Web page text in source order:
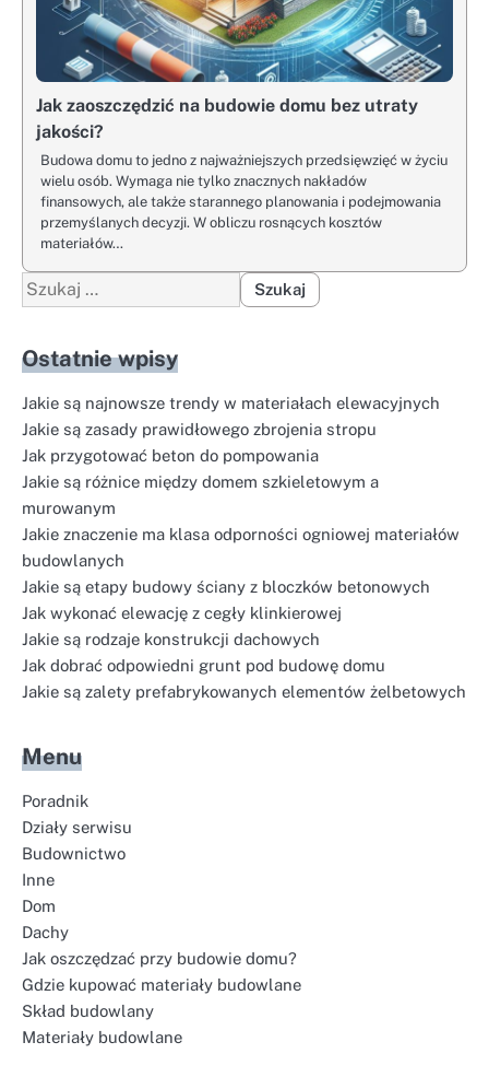
Jak zaoszczędzić na budowie domu bez utraty
jakości?
Budowa domu to jedno z najważniejszych przedsięwzięć w życiu
wielu osób. Wymaga nie tylko znacznych nakładów
finansowych, ale także starannego planowania i podejmowania
przemyślanych decyzji. W obliczu rosnących kosztów
materiałów…
Szukaj:
Ostatnie wpisy
Jakie są najnowsze trendy w materiałach elewacyjnych
Jakie są zasady prawidłowego zbrojenia stropu
Jak przygotować beton do pompowania
Jakie są różnice między domem szkieletowym a
murowanym
Jakie znaczenie ma klasa odporności ogniowej materiałów
budowlanych
Jakie są etapy budowy ściany z bloczków betonowych
Jak wykonać elewację z cegły klinkierowej
Jakie są rodzaje konstrukcji dachowych
Jak dobrać odpowiedni grunt pod budowę domu
Jakie są zalety prefabrykowanych elementów żelbetowych
Menu
Poradnik
Działy serwisu
Budownictwo
Inne
Dom
Dachy
Jak oszczędzać przy budowie domu?
Gdzie kupować materiały budowlane
Skład budowlany
Materiały budowlane